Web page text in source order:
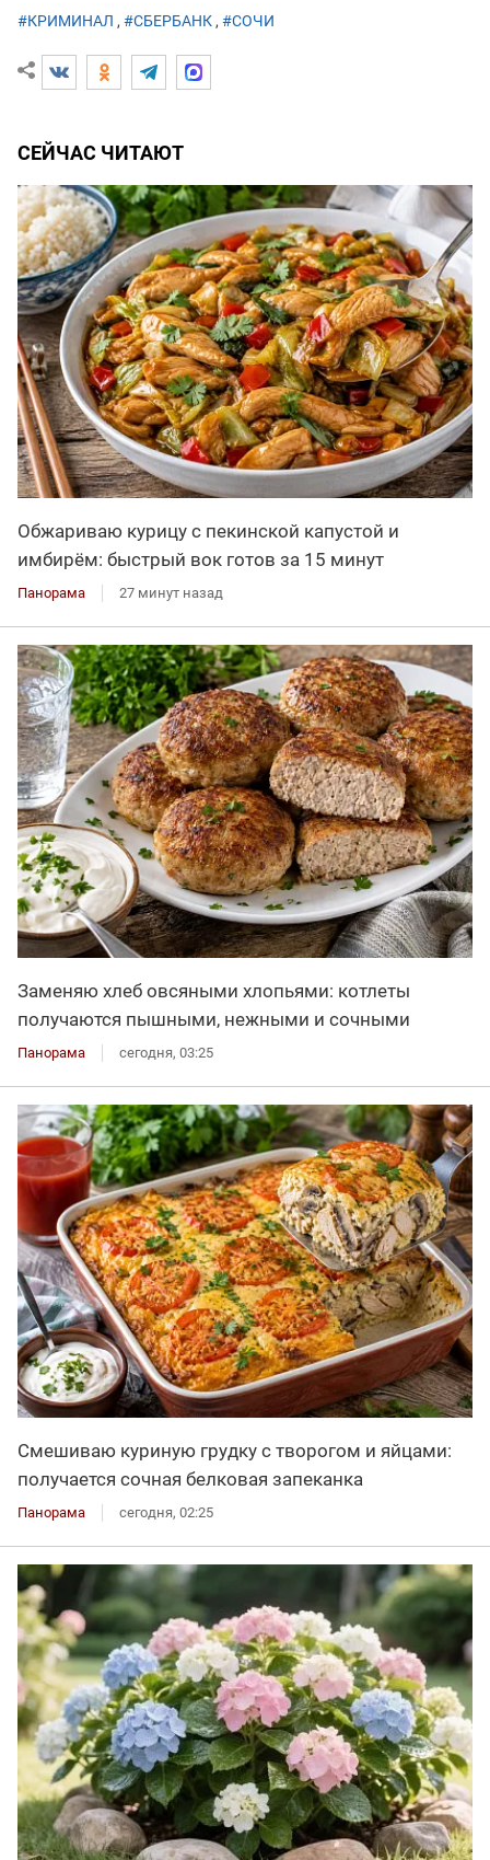
#КРИМИНАЛ , #СБЕРБАНК, #СОЧИ
СЕЙЧАС ЧИТАЮТ
Обжариваю курицу с пекинской капустой и
имбирём: быстрый вок готов за 15 минут
Панорама 27 минут назад
Заменяю хлеб овсяными хлопьями: котлеты
получаются пышными, нежными и сочными
Панорама сегодня, 03:25
Смешиваю куриную грудку с творогом и яйцами:
получается сочная белковая запеканка
Панорама сегодня, 02:25